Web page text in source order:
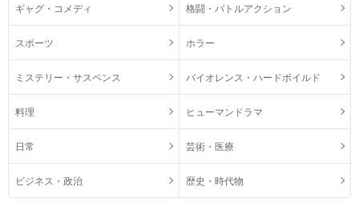
ギャグ・コメディ 格闘・バトルアクション
スポーツ ホラー
ミステリー・サスペンス バイオレンス・ハードボイルド
料理 ヒューマンドラマ
日常 芸術・医療
ビジネス・政治 歴史・時代物